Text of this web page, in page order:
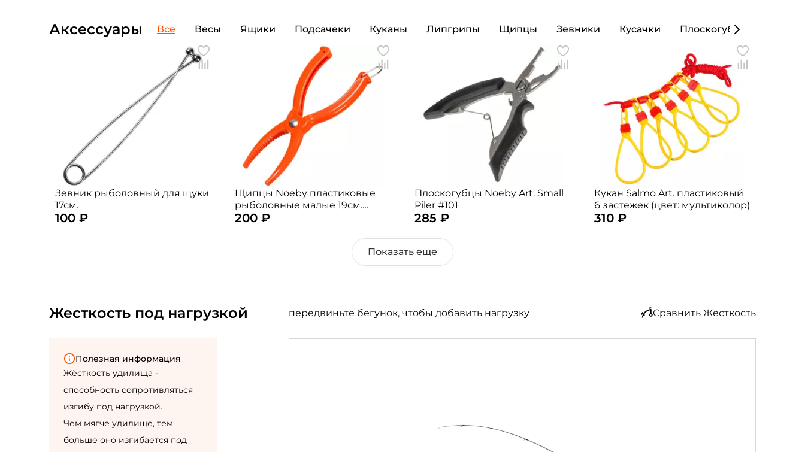
Аксессуары Все Весы Ящики Подсачеки Куканы Липгрипы Щипцы Зевники Кусачки Плоскогубцы
Зевник рыболовный для щуки
17см.
100 ₽
Щипцы Noeby пластиковые
рыболовные малые 19см.
(цвет: случайный)
200 ₽
Плоскогубцы Noeby Art. Small
Piler #101
285 ₽
Кукан Salmo Art. пластиковый
6 застежек (цвет: мультиколор)
310 ₽
Показать еще
Жесткость под нагрузкой
Полезная информация
Жёсткость удилища -
способность сопротивляться
изгибу под нагрузкой.
Чем мягче удилище, тем
больше оно изгибается под
передвиньте бегунок, чтобы добавить нагрузку
Повторите пароль: *
Заполняя данную форму вы соглашаетесь на
обработку
персональных данных
Создать аккаунт